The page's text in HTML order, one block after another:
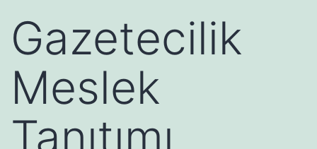
Gazetecilik
Meslek
Tanıtımı